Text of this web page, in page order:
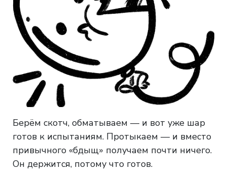
Берём скотч, обматываем — и вот уже шар
готов к испытаниям. Протыкаем — и вместо
привычного «бдыщ» получаем почти ничего.
Он держится, потому что готов.